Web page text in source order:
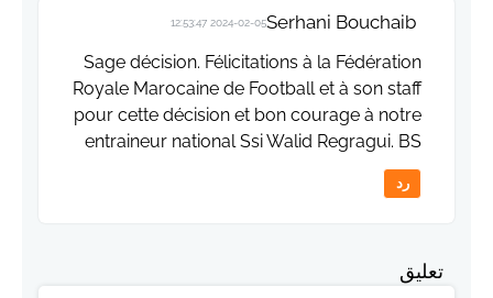
Serhani Bouchaib
2024-02-05 12:53:47
Sage décision. Félicitations à la Fédération
Royale Marocaine de Football et à son staff
pour cette décision et bon courage à notre
entraineur national Ssi Walid Regragui. BS
رد
تعليق